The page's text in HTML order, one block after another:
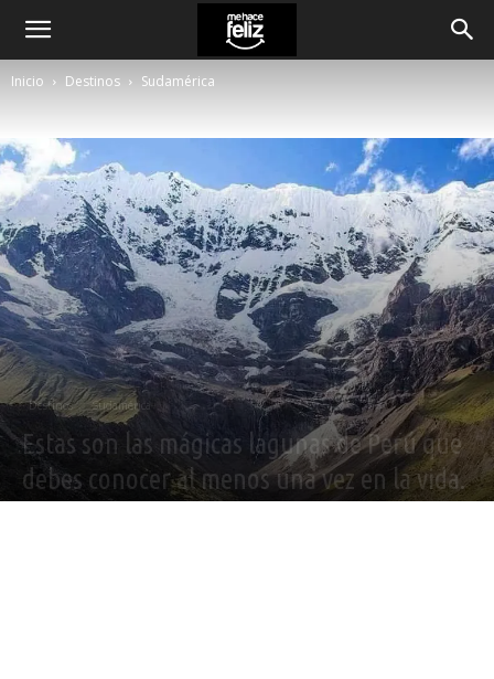
Inicio Destinos Sudamérica
Destinos Sudamérica
Estas son las mágicas lagunas de Perú que
debes conocer al menos una vez en la vida.